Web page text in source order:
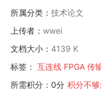
所属分类：技术论文
上传者：wwei
文档大小：4139 K
标签：
互连线 FPGA 传
所需积分：0分 积分不